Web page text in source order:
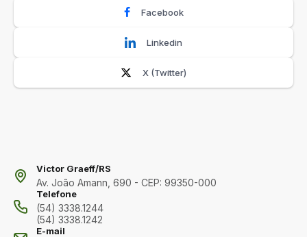
Facebook
Linkedin
X (Twitter)
Victor Graeff/RS
Av. João Amann, 690 - CEP: 99350-000
Telefone
(54) 3338.1244
(54) 3338.1242
E-mail